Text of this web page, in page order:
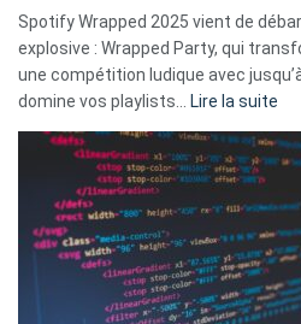
Spotify Wrapped 2025 vient de
explosive : Wrapped Party, qui
une compétition ludique avec
domine vos playlists… Lire la suite
est
là
:
Le